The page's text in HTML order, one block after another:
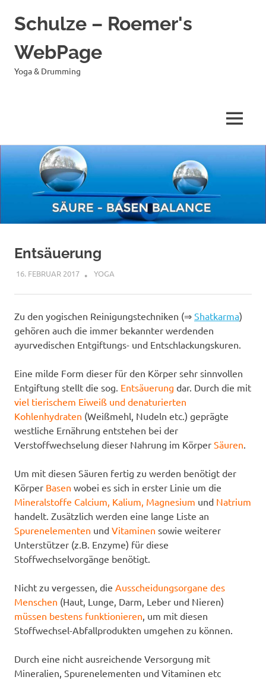
Zum
Inhalt
springen
Schulze – Roemer's
WebPage
Yoga & Drumming
MENÜ
Entsäuerung
16. FEBRUAR 2017 YOGIBAER
YOGA
Zu den yogischen Reinigungstechniken (⇒ Shatkarma)
gehören auch die immer bekannter werdenden
ayurvedischen Entgiftungs- und Entschlackungskuren.
Eine milde Form dieser für den Körper sehr sinnvollen
Entgiftung stellt die sog. Entsäuerung dar. Durch die mit
viel tierischem Eiweiß und denaturierten
Kohlenhydraten (Weißmehl, Nudeln etc.) geprägte
westliche Ernährung entstehen bei der
Verstoffwechselung dieser Nahrung im Körper Säuren
Um mit diesen Säuren fertig zu werden benötigt der
Körper Basen wobei es sich in erster Linie um die
Mineralstoffe Calcium, Kalium, Magnesium und Natrium
handelt. Zusätzlich werden eine lange Liste an
Spurenelementen und Vitaminen sowie weiterer
Unterstützer (z.B. Enzyme) für diese
Stoffwechselvorgänge benötigt.
Nicht zu vergessen, die Ausscheidungsorgane des
Menschen (Haut, Lunge, Darm, Leber und Nieren)
müssen bestens funktionieren , um mit diesen
Stoffwechsel-Abfallprodukten umgehen zu können.
Durch eine nicht ausreichende Versorgung mit
Mineralien, Spurenelementen und Vitaminen etc